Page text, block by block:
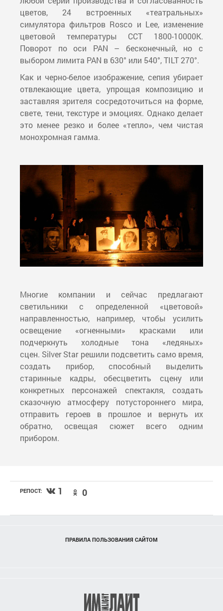
цветов, 24 встроенных «театральных»
симулятора фильтров Rosco и Lee, изменение
цветовой температуры CCT 1800-10000K.
Поворот по оси PAN – бесконечный, но с
выбором лимита PAN в 630° или 540°, TILT 270°.
Как и черно-белое изображение, сепия убирает
отвлекающие цвета, упрощая композицию и
заставляя зрителя сосредоточиться на форме,
свете, тени, текстуре и эмоциях. Однако делает
это менее резко и более «тепло», чем чистая
монохромная гамма.
Многие компании и сейчас предлагают
светильники с определенной «цветовой»
направленностью, например, чтобы усилить
освещение «огненными» красками или
подчеркнуть холодные тона «ледяных»
сцен. Silver Star решили подсветить само время,
создать прибор, способный выделить
старинные кадры, обесцветить сцену или
конкретных персонажей спектакля, создать
сказочную атмосферу потустороннего мира,
отправить героев в прошлое и вернуть их
обратно, освещая сюжет всего одним
прибором.
РЕПОСТ: 1 0
ПРАВИЛА ПОЛЬЗОВАНИЯ САЙТОМ